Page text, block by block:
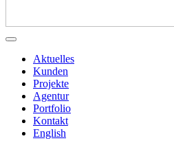
Aktuelles
Kunden
Projekte
Agentur
Portfolio
Kontakt
English